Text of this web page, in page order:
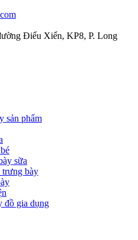
Điểu Xiển, KP8, P. Long
sản phẩm
sữa
trưng bày
đồ gia dụng